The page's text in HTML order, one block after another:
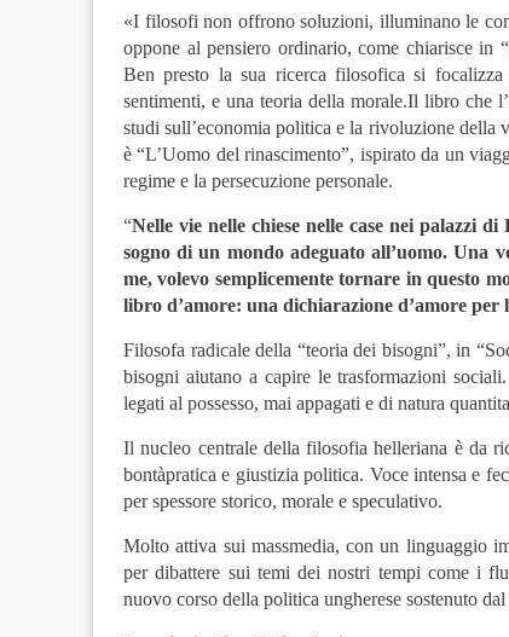
«I filosofi non offrono soluzioni, illuminano le
oppone al pensiero ordinario, come chiarisce
Ben presto la sua ricerca filosofica si
sentimenti, e una teoria della morale.Il libro che
studi sull’economia politica e la rivoluzione della
è “L’Uomo del rinascimento”, ispirato da un
regime e la persecuzione personale.
“Nelle vie nelle chiese nelle case nei palazzi
sogno di un mondo adeguato all’uomo. Una
me, volevo semplicemente tornare in questo
libro d’amore: una dichiarazione d’amore per
Filosofa radicale della “teoria dei bisogni”, in
bisogni aiutano a capire le trasformazioni
legati al possesso, mai appagati e di natura
Il nucleo centrale della filosofia helleriana è da
bontàpratica e giustizia politica. Voce intensa e
per spessore storico, morale e speculativo.
Molto attiva sui massmedia, con un linguaggio
per dibattere sui temi dei nostri tempi come i
nuovo corso della politica ungherese sostenuto